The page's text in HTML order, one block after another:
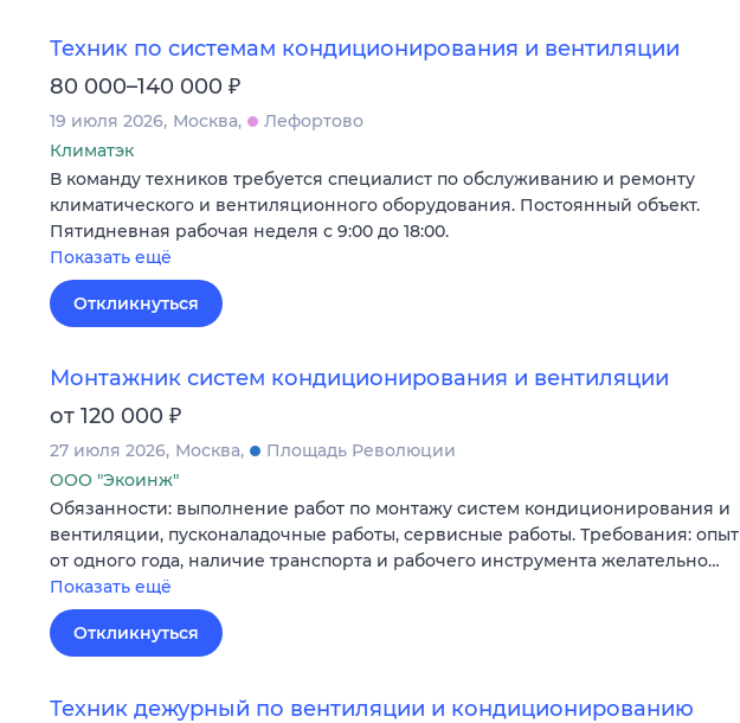
Техник по системам кондиционирования и вентиляции
80 000–140 000 ₽
19 июля 2026 Москва
Лефортово
Климатэк
В команду техников требуется специалист по обслуживанию и ремонту
климатического и вентиляционного оборудования. Постоянный объект.
Пятидневная рабочая неделя с 9:00 до 18:00.
Показать ещё
Откликнуться
Монтажник систем кондиционирования и вентиляции
от 120 000 ₽
27 июля 2026 Москва
Площадь Революции
ООО "Экоинж"
Обязанности: выполнение работ по монтажу систем кондиционирования и
вентиляции, пусконаладочные работы, сервисные работы. Требования: опыт
от одного года, наличие транспорта и рабочего инструмента желательно…
Показать ещё
Откликнуться
Техник дежурный по вентиляции и кондиционированию